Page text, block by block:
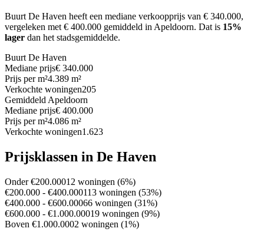
Buurt De Haven heeft een mediane verkoopprijs van € 340.000,
vergeleken met € 400.000 gemiddeld in Apeldoorn. Dat is 15%
lager dan het stadsgemiddelde.
Buurt De Haven
Mediane prijs€ 340.000
Prijs per m²4.389 m²
Verkochte woningen205
Gemiddeld Apeldoorn
Mediane prijs€ 400.000
Prijs per m²4.086 m²
Verkochte woningen1.623
Prijsklassen in De Haven
Onder €200.00012 woningen (6%)
€200.000 - €400.000113 woningen (53%)
€400.000 - €600.00066 woningen (31%)
€600.000 - €1.000.00019 woningen (9%)
Boven €1.000.0002 woningen (1%)